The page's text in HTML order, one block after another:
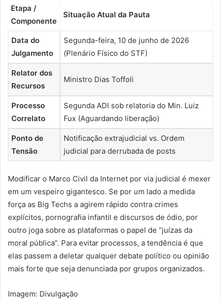
Etapa /
Componente
Situação Atual da Pauta
Data do
Julgamento
Segunda-feira, 10 de junho de 2026
(Plenário Físico do STF)
Relator dos
Recursos
Ministro Dias Toffoli
Processo
Correlato
Segunda ADI sob relatoria do Min. Luiz
Fux (Aguardando liberação)
Ponto de
Tensão
Notificação extrajudicial vs. Ordem
judicial para derrubada de posts
Modificar o Marco Civil da Internet por via judicial é mexer
em um vespeiro gigantesco. Se por um lado a medida
força as Big Techs a agirem rápido contra crimes
explícitos, pornografia infantil e discursos de ódio, por
outro joga sobre as plataformas o papel de “juízas da
moral pública”. Para evitar processos, a tendência é que
elas passem a deletar qualquer debate político ou opinião
mais forte que seja denunciada por grupos organizados.
Imagem: Divulgação